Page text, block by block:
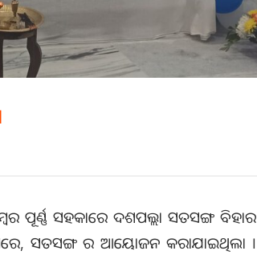
ପୂର୍ଣ୍ଣ ସହକାରେ ଦଶପଲ୍ଲା ସତସଙ୍ଗ ବିହାର
ସତସଙ୍ଗ ର ଆୟୋଜନ କରାଯାଇଥିଲା ।